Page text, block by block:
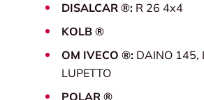
DISALCAR ®: R 26 4x4
KOLB ®
OM IVECO ®: DAINO 145,
LUPETTO
POLAR ®